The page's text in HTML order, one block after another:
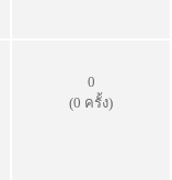
0
(0 ครั้ง)